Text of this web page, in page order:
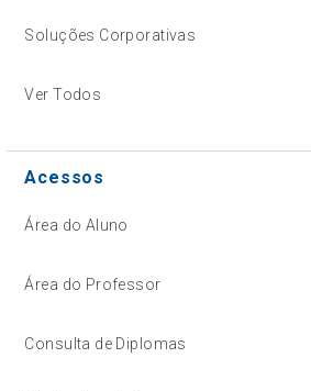
Soluções Corporativas
Ver Todos
Acessos
Área do Aluno
Área do Professor
Consulta de Diplomas